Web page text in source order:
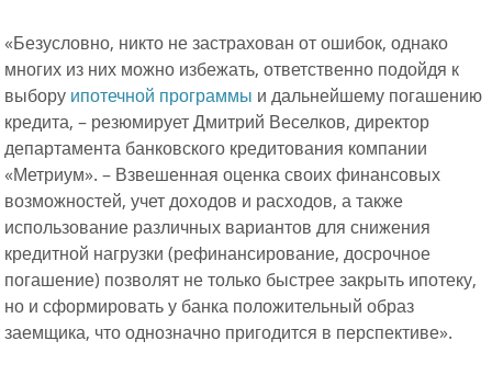
«Безусловно, никто не застрахован от ошибок, однако
многих из них можно избежать, ответственно подойдя к
выбору ипотечной программы и дальнейшему погашению
кредита, – резюмирует Дмитрий Веселков, директор
департамента банковского кредитования компании
«Метриум». – Взвешенная оценка своих финансовых
возможностей, учет доходов и расходов, а также
использование различных вариантов для снижения
кредитной нагрузки (рефинансирование, досрочное
погашение) позволят не только быстрее закрыть ипотеку,
но и сформировать у банка положительный образ
заемщика, что однозначно пригодится в перспективе».